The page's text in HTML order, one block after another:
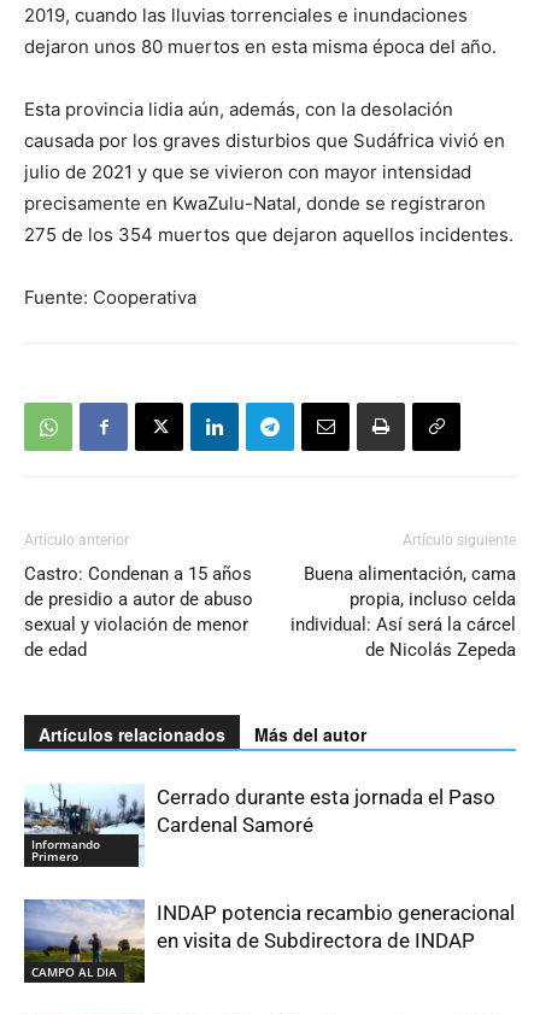
2019, cuando las lluvias torrenciales e inundaciones
dejaron unos 80 muertos en esta misma época del año.
Esta provincia lidia aún, además, con la desolación
causada por los graves disturbios que Sudáfrica vivió en
julio de 2021 y que se vivieron con mayor intensidad
precisamente en KwaZulu-Natal, donde se registraron
275 de los 354 muertos que dejaron aquellos incidentes.
Fuente: Cooperativa
Artículo anterior
Castro: Condenan a 15 años
de presidio a autor de abuso
sexual y violación de menor
de edad
Artículo siguiente
Buena alimentación, cama
propia, incluso celda
individual: Así será la cárcel
de Nicolás Zepeda
Artículos relacionados Más del autor
Informando
Primero
Cerrado durante esta jornada el Paso
Cardenal Samoré
CAMPO AL DIA
INDAP potencia recambio generacional
en visita de Subdirectora de INDAP